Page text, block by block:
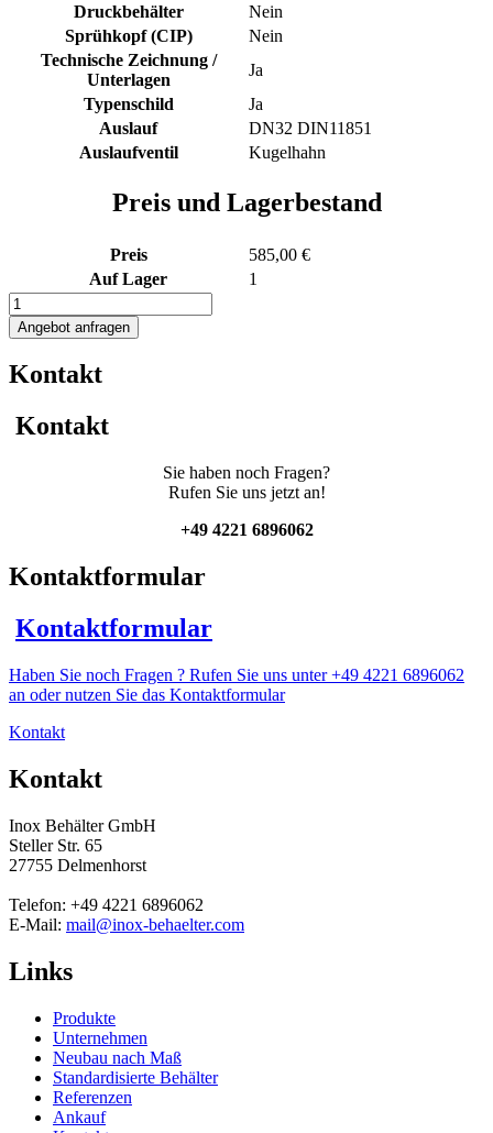
Druckbehälter
Nein
Sprühkopf (CIP)
Nein
Technische Zeichnung /
Unterlagen
Ja
Typenschild
Ja
Auslauf
DN32 DIN11851
Auslaufventil
Kugelhahn
Preis und Lagerbestand
Preis
585,00 €
Auf Lager
1
115L
Edelstahlbehälter
Menge
Angebot anfragen
Kontakt
Kontakt
Sie haben noch Fragen?
Rufen Sie uns jetzt an!
+49 4221 6896062
Kontaktformular
Kontaktformular
Haben Sie noch Fragen ? Rufen Sie uns unter +49 4221 6896062
an oder nutzen Sie das Kontaktformular
Kontakt
Kontakt
Inox Behälter GmbH
Steller Str. 65
27755 Delmenhorst
Telefon: +49 4221 6896062
E-Mail: mail@inox-behaelter.com
Links
Produkte
Unternehmen
Neubau nach Maß
Standardisierte Behälter
Referenzen
Ankauf